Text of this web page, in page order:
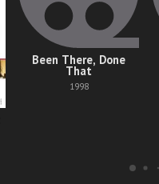
Been There, Done
That
1998